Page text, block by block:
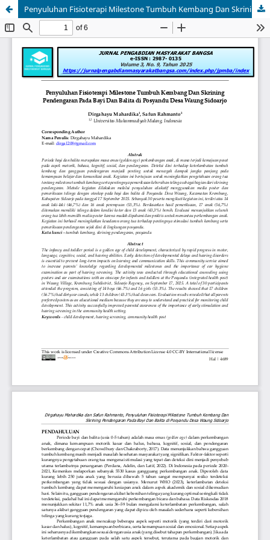
Penyuluhan Fisioterapi Milestone Tumbuh Kembang Dan Skrining Pendengaran Pada Bayi Dan Balita di Posyandu Desa Waung Sidoarjo